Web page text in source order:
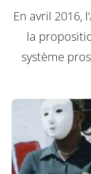
En avril 2016,
la
système